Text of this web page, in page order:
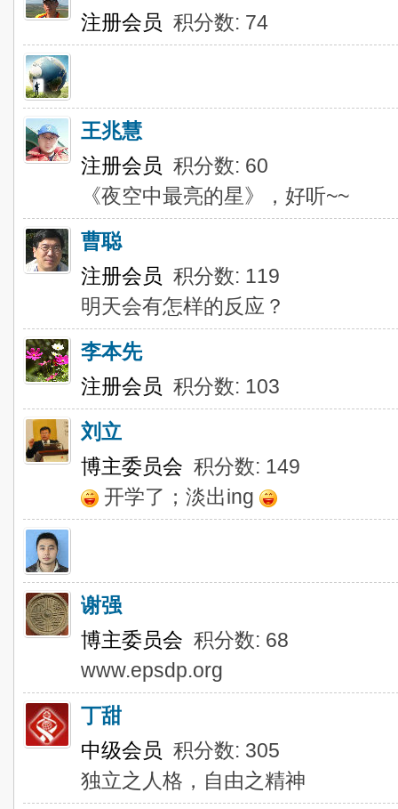
注册会员 积分数: 74
王兆慧
注册会员 积分数: 60
《夜空中最亮的星》，好听~~
曹聪
注册会员 积分数: 119
明天会有怎样的反应？
李本先
注册会员 积分数: 103
刘立
博主委员会 积分数: 149
开学了；淡出ing
谢强
博主委员会 积分数: 68
www.epsdp.org
丁甜
中级会员 积分数: 305
独立之人格，自由之精神